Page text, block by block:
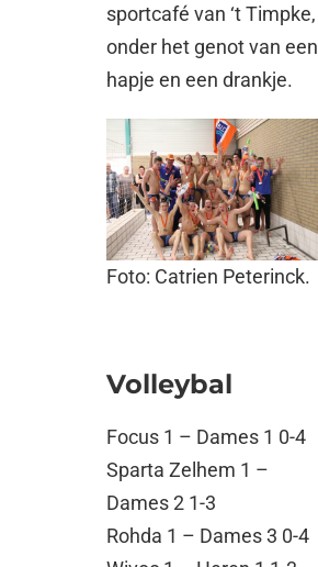
sportcafé van ‘t Timpke,
onder het genot van een
hapje en een drankje.
Foto: Catrien Peterinck.
Volleybal
Focus 1 – Dames 1 0-4
Sparta Zelhem 1 –
Dames 2 1-3
Rohda 1 – Dames 3 0-4